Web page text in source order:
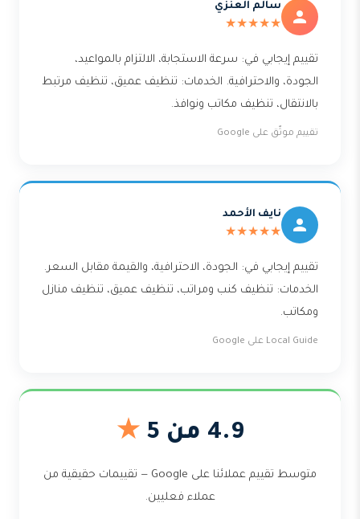
سالم العنزي
★★★★★
تقييم إيجابي في: سرعة الاستجابة، الالتزام بالمواعيد،
الجودة، والاحترافية. الخدمات: تنظيف عميق، تنظيف مرتبط
بالانتقال، تنظيف مكاتب ونوافذ.
تقييم موثّق على Google
نايف الأحمد
★★★★★
تقييم إيجابي في: الجودة، الاحترافية، والقيمة مقابل السعر.
الخدمات: تنظيف كنب ومراتب، تنظيف عميق، تنظيف منازل
ومكاتب.
Local Guide على Google
4.9 من 5 ★
متوسط تقييم عملائنا على Google — تقييمات حقيقية من
عملاء فعليين.